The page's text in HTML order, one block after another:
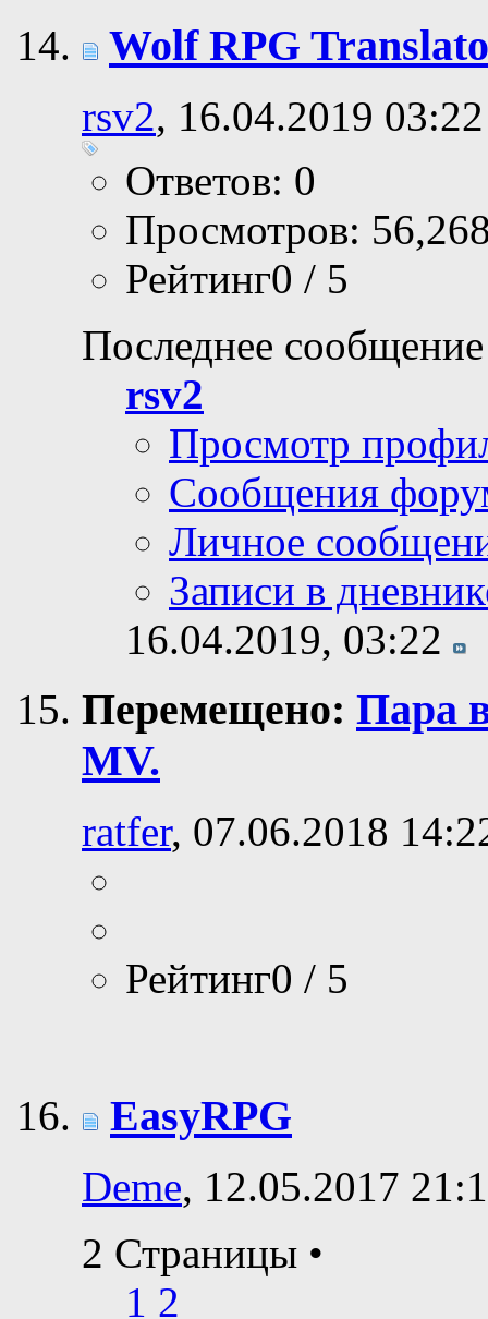
Wolf RPG
rsv2, 16.04.2019 03:22
Ответов: 0
Просмотров:
Рейтинг0 / 5
Последнее
rsv2
Просмотр
Сообщения
Личное
Записи в
16.04.2019, 03:22
Перемещено: Пара
MV.
ratfer, 07.06.2018
Рейтинг0 / 5
EasyRPG
Deme, 12.05.2017
2 Страницы •
1 2